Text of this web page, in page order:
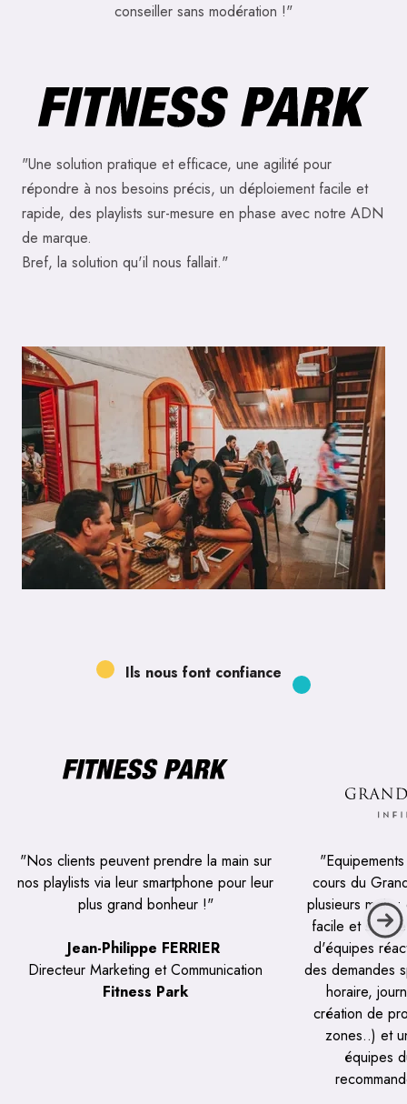
conseiller sans modération !"
"Une solution pratique et efficace, une agilité pour
répondre à nos besoins précis, un déploiement facile et
rapide, des playlists sur-mesure en phase avec notre ADN
de marque.
Bref, la solution qu'il nous fallait."
Ils nous font confiance
"Nos clients peuvent prendre la main sur
nos playlists via leur smartphone pour leur
plus grand bonheur !"
Jean-Philippe FERRIER
Directeur Marketing et Communication
Fitness Park
cours du
plusieurs mois
facile et
d'équipes
des demandes
horaire,
création de
zones..) et
équipes